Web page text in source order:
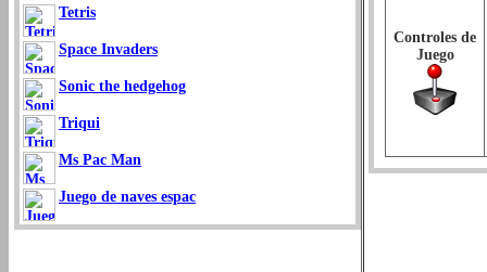
Tetris
Space Invaders
Sonic the hedgehog
Triqui
Ms Pac Man
Juego de naves espac
Controles de
Juego